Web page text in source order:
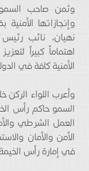
وثمن صاحب السمو
وإنجازاتها
نهيان، نائب رئيس
اهتماماً كبيراً
الأمنية كافة في
وأعرب اللواء
السمو حاكم رأس
العمل الشرطي
الأمن والأمان
في إمارة رأس